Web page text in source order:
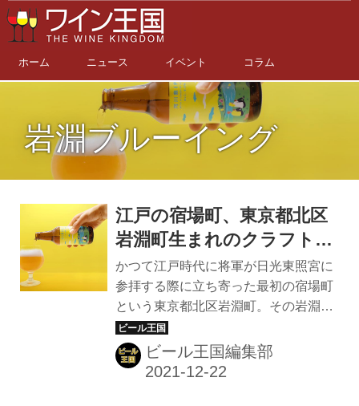
ホーム ニュース イベント コラム
岩淵ブルーイング
江戸の宿場町、東京都北区
岩淵町生まれのクラフトビ
ールブランド「岩淵ブルー
イング」から2種類の「河
川敷IPA」が登場！
かつて江戸時代に将軍が日光東照宮に
参拝する際に立ち寄った最初の宿場町
という東京都北区岩淵町。その岩淵町
に、当時の旅人たちに思いを馳せ「旅
の寄り道」をコンセプトに2021年秋に
誕生したクラフトビールブランドが
ビール王国編集部